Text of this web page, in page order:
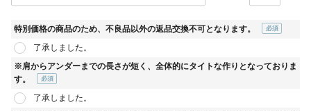
特別価格の商品のため、不良品以外の返品交換不可となります。
了承しました。
※肩からアンダーまでの長さが短く、全体的にタイトな作りとなっておりま
す。
須)
了承しました。